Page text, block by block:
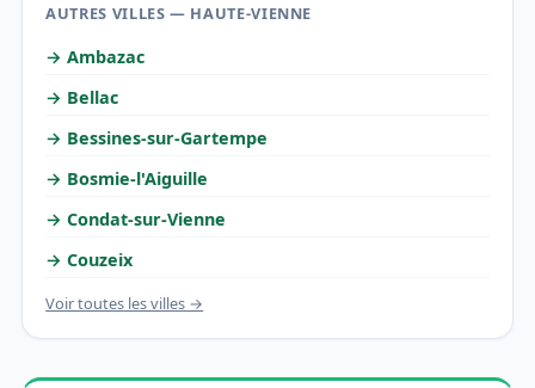
AUTRES VILLES — HAUTE-VIENNE
→ Ambazac
→ Bellac
→ Bessines-sur-Gartempe
→ Bosmie-l'Aiguille
→ Condat-sur-Vienne
→ Couzeix
Voir toutes les villes →